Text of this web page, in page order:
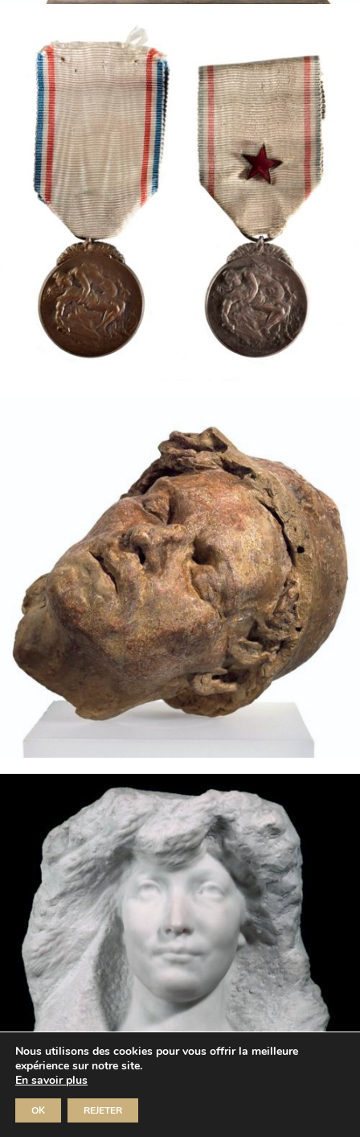
Nous utilisons des cookies pour vous offrir la meilleure
expérience sur notre site.
En savoir plus
OK REJETER